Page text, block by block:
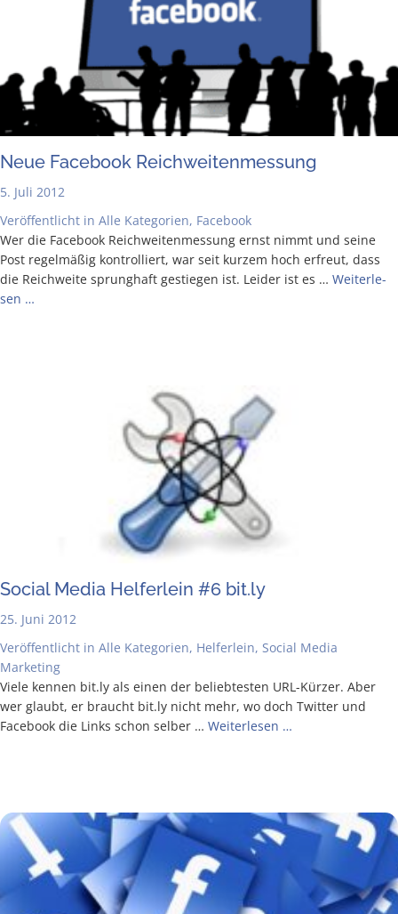
Neue Face­book Reichweitenmessung
5. Juli 2012
Veröffentlicht in Alle Kategorien, Facebook
Wer die Face­book Reich­wei­ten­mes­sung ernst nimmt und sei­ne
Post regel­mä­ßig kon­trol­liert, war seit kur­zem hoch erfreut, dass
die Reich­wei­te sprung­haft gestie­gen ist. Lei­der ist es … Wei­ter­le­
sen …
Social Media Hel­fer­lein #6 bit​.ly
25. Juni 2012
Veröffentlicht in Alle Kategorien, Helferlein, Social Media
Marketing
Vie­le ken­nen bit​.ly als einen der belieb­tes­ten URL-Kür­­zer. Aber
wer glaubt, er braucht bit​.ly nicht mehr, wo doch Twit­ter und
Face­book die Links schon sel­ber … Wei­ter­le­sen …